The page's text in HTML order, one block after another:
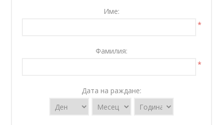
Име:
*
Фамилия:
*
Дата на раждане: